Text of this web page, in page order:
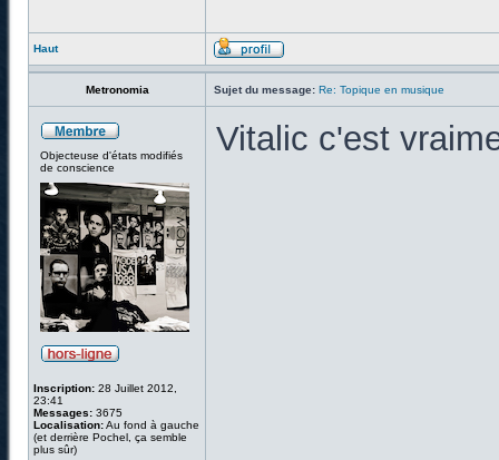
Haut
Metronomia Sujet du message: Re: Topique en musique
Objecteuse d'états modifiés
de conscience
Inscription: 28 Juillet 2012,
23:41
Messages: 3675
Localisation:Au fond à gauche
(et derrière Pochel, ça semble
plus sûr)
Vitalic c'est